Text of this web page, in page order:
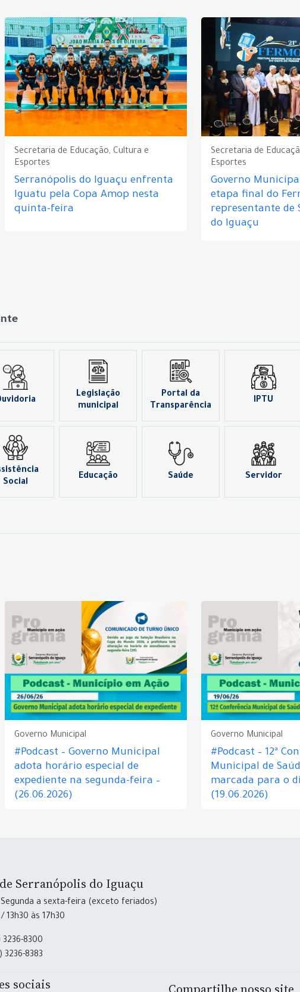
Secretaria de Educação, Cultura e
Esportes
Serranópolis do Iguaçu enfrenta
Iguatu pela Copa Amop nesta
quinta-feira
Secretaria de
Esportes
Governo
etapa final do
representante de
do Iguaçu
Legislação
municipal
Portal da
Transparência
IPTU
Social
Educação Saúde Servidor
Governo Municipal
#Podcast – Governo Municipal
adota horário especial de
expediente na segunda-feira –
(26.06.2026)
Governo Municipal
#Podcast – 12ª
Municipal de
marcada para o
(19.06.2026)
Serranópolis do Iguaçu
Segunda a sexta-feira (exceto feriados)
13h30 às 17h30
8300
3236-8383
sociais